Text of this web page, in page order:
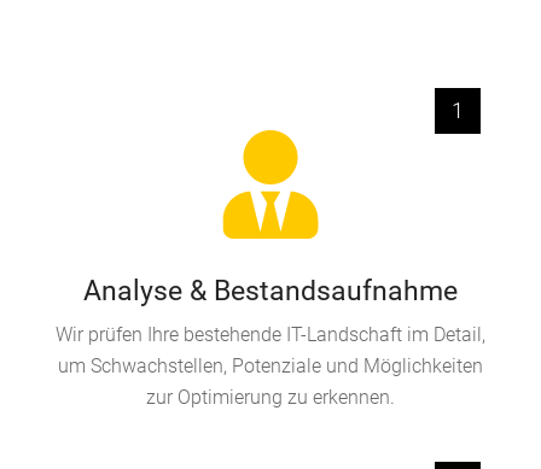
1
Analyse & Bestandsaufnahme
Wir prüfen Ihre bestehende IT-Landschaft im Detail,
um Schwachstellen, Potenziale und Möglichkeiten
zur Optimierung zu erkennen.